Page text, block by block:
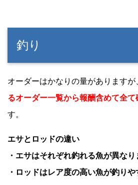
釣り
オーダーはかなりの量がありますが
るオーダー一覧から報酬含めて全て
す。
エサとロッドの違い
・エサはそれぞれ釣れる魚が異なり
・ロッドはレア度の高い魚が釣りや